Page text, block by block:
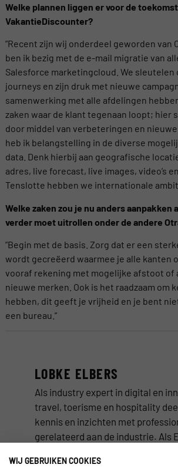
Welke plannen liggen er voor de
VakantieDiscounter?
”Recent zijn wij onderdeel geworden van
ben ik bezig met de e-mail migratie van
Salesforce marketingcloud. We sleutelen
journeys en zijn druk met nieuwe
samenwerking met alle afdelingen
zaken waar de klant tegenaan loopt; hier
door middel van verbeteringen en nieuwe
heb ik belangstelling in de diverse
data. Denk hierbij aan geografische
adres, live forecast, live images, video’s
Tenslotte hebben we internationale
Welke zaken zou je nu anders aanpakken
verder moet uitrollen onder de andere
”Begin met de basis. Zorg dat er een
wordt gecreëerd waarmee je alle kanten
vooraf rekening met mogelijke afstoot of
nieuwe merken. Ook is het raadzaam om
hebben, dit geeft je vrijheid en je bent
een bureau.”
LOBKE ELBERS
Als industry expert in digital en
travel, toerisme en hospitality
kennis en inzichten met
gerelateerd aan de industrie. Als
september 2017 bij TravelNext,
WIJ GEBRUIKEN COOKIES